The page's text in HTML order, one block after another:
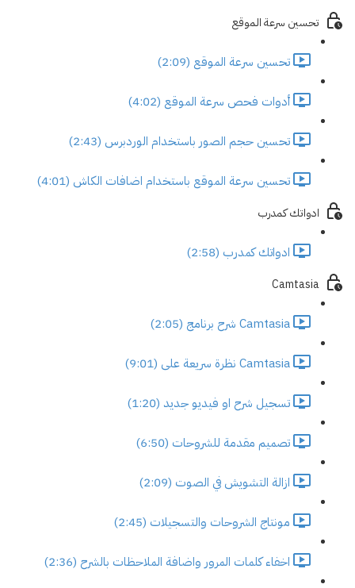
تحسين سرعة الموقع
تحسين سرعة الموقع (2:09)
أدوات فحص سرعة الموقع (4:02)
تحسين حجم الصور باستخدام الوردبرس (2:43)
تحسين سرعة الموقع باستخدام اضافات الكاش (4:01)
ادواتك كمدرب
ادواتك كمدرب (2:58)
Camtasia
Camtasia شرح برنامج (2:05)
Camtasia نظرة سريعة على (9:01)
تسجيل شرح او فيديو جديد (1:20)
تصميم مقدمة للشروحات (6:50)
ازالة التشويش في الصوت (2:09)
مونتاج الشروحات والتسجيلات (2:45)
اخفاء كلمات المرور واضافة الملاحظات بالشرح (2:36)